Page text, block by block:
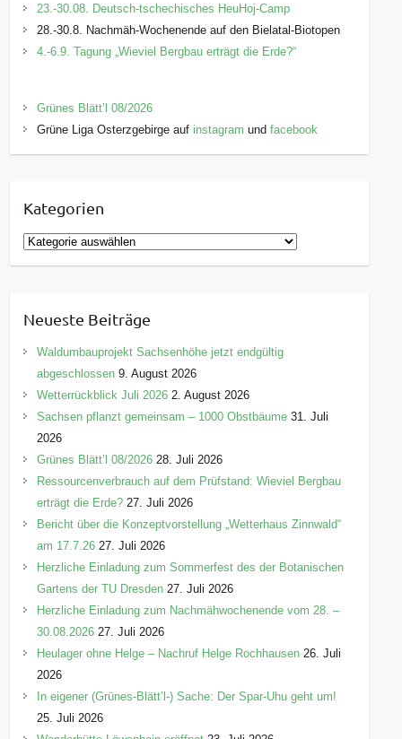
23.-30.08. Deutsch-tschechisches HeuHoj-Camp
28.-30.8. Nachmäh-Wochenende auf den Bielatal-Biotopen
4.-6.9. Tagung „Wieviel Bergbau erträgt die Erde?“
Grünes Blätt’l 08/2026
Grüne Liga Osterzgebirge auf instagram undfacebook
Kategorien
K
a
g
o
i
e
Neueste Beiträge
Waldumbauprojekt Sachsenhöhe jetzt endgültig
abgeschlossen 9. August 2026
Wetterrückblick Juli 2026 2. August 2026
Sachsen pflanzt gemeinsam – 1000 Obstbäume 31. Juli
2026
Grünes Blätt’l 08/2026 28. Juli 2026
Ressourcenverbrauch auf dem Prüfstand: Wieviel Bergbau
erträgt die Erde? 27. Juli 2026
Bericht über die Konzeptvorstellung „Wetterhaus Zinnwald“
am 17.7.26 27. Juli 2026
Herzliche Einladung zum Sommerfest des der Botanischen
Gartens der TU Dresden 27. Juli 2026
Herzliche Einladung zum Nachmähwochenende vom 28. –
30.08.2026 27. Juli 2026
Heulager ohne Helge – Nachruf Helge Rochhausen 26. Juli
2026
In eigener (Grünes-Blätt’l-) Sache: Der Spar-Uhu geht um!
25. Juli 2026